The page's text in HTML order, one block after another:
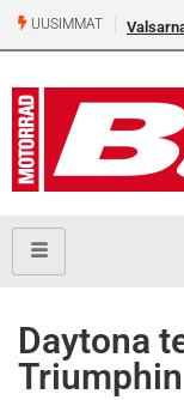
UUSIMMAT
Daytona